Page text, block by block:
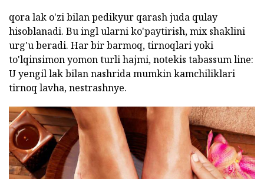
qora lak o'zi bilan pedikyur qarash juda qulay
hisoblanadi. Bu ingl ularni ko'paytirish, mix shaklini
urg'u beradi. Har bir barmoq, tirnoqlari yoki
to'lqinsimon yomon turli hajmi, notekis tabassum line:
U yengil lak bilan nashrida mumkin kamchiliklari
tirnoq lavha, nestrashnye.